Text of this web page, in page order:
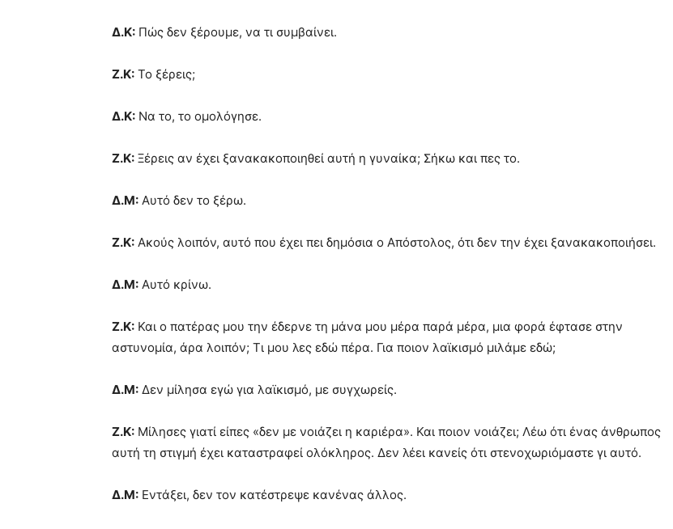
Δ.Κ: Πώς δεν ξέρουμε, να τι συμβαίνει.
Ζ.Κ: Το ξέρεις;
Δ.Κ: Να το, το ομολόγησε.
Ζ.Κ: Ξέρεις αν έχει ξανακακοποιηθεί αυτή η γυναίκα; Σήκω και πες το.
Δ.Μ: Αυτό δεν το ξέρω.
Ζ.Κ: Ακούς λοιπόν, αυτό που έχει πει δημόσια ο Απόστολος, ότι δεν την έχει ξανακακοποιήσει.
Δ.Μ: Αυτό κρίνω.
Ζ.Κ: Και ο πατέρας μου την έδερνε τη μάνα μου μέρα παρά μέρα, μια φορά έφτασε στην
αστυνομία, άρα λοιπόν; Τι μου λες εδώ πέρα. Για ποιον λαϊκισμό μιλάμε εδώ;
Δ.Μ: Δεν μίλησα εγώ για λαϊκισμό, με συγχωρείς.
Ζ.Κ: Μίλησες γιατί είπες «δεν με νοιάζει η καριέρα». Και ποιον νοιάζει; Λέω ότι ένας άνθρωπος
αυτή τη στιγμή έχει καταστραφεί ολόκληρος. Δεν λέει κανείς ότι στενοχωριόμαστε γι αυτό.
Δ.Μ: Εντάξει, δεν τον κατέστρεψε κανένας άλλος.